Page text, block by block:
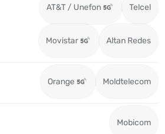
AT&T / Unefon Telcel
Movistar Altan Redes
Orange Moldtelecom
Mobicom